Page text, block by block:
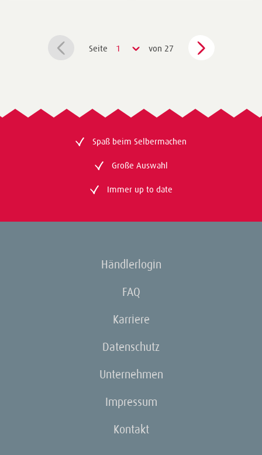
Seite 1 von 27
Spaß beim Selbermachen
Große Auswahl
Immer up to date
Händlerlogin
FAQ
Karriere
Datenschutz
Unternehmen
Impressum
Kontakt